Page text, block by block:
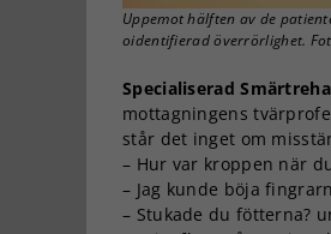
Uppemot hälften av de
oidentifierad överrörlighet.
Specialiserad
mottagningens
står det inget om
– Hur var kroppen när
– Jag kunde böja
– Stukade du fötterna?